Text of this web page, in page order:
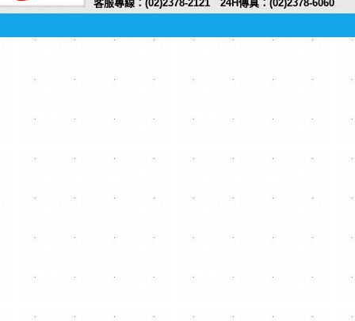
客服專線：(02)2378-2121 24H傳真：(02)2378-6060